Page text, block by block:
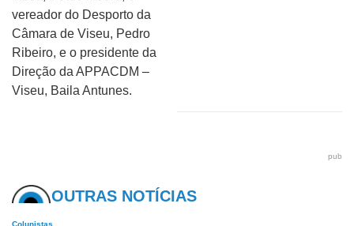
vereador do Desporto da
Câmara de Viseu, Pedro
Ribeiro, e o presidente da
Direção da APPACDM –
Viseu, Baila Antunes.
pub
OUTRAS NOTÍCIAS